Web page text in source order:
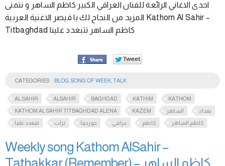
احدى الاغاني الرائعة للفنان العراقي الكبير كاظم الساهر و نتمنى
المزيد من النجاح لك يا قيصر الاغنية العربية Kathom Al Sahir –
Titbaghdad كاظم الساهر تتبغدد علينا
CATEGORIES BLOG SONG OF WEEK TALK
AL SAHIR ALSAHIR BAGHDAD KATHIM
KATHOM
KATHOM AL SAHIR TITBAGHDAD ALENA
KAZEM الساهر
بغداد
تتبغدد علينا
تراث جورجينا عراقي كاظم كاظم الساهر
Weekly song Kathom AlSahir –
Tathakkar (Remember) كاظم الساهر –